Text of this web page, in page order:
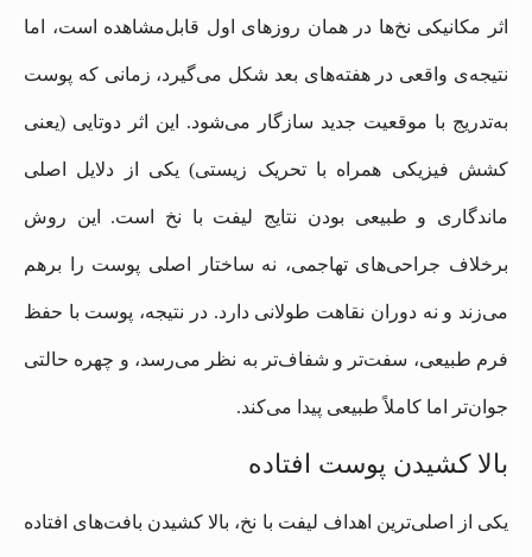
اثر مکانیکی نخ‌ها در همان روزهای اول قابل‌مشاهده است، اما
نتیجه‌ی واقعی در هفته‌های بعد شکل می‌گیرد، زمانی که پوست
به‌تدریج با موقعیت جدید سازگار می‌شود. این اثر دوتایی (یعنی
کشش فیزیکی همراه با تحریک زیستی) یکی از دلایل اصلی
ماندگاری و طبیعی بودن نتایج لیفت با نخ است. این روش
برخلاف جراحی‌های تهاجمی، نه ساختار اصلی پوست را برهم
می‌زند و نه دوران نقاهت طولانی دارد. در نتیجه، پوست با حفظ
فرم طبیعی، سفت‌تر و شفاف‌تر به نظر می‌رسد، و چهره حالتی
جوان‌تر اما کاملاً طبیعی پیدا می‌کند.
بالا کشیدن پوست افتاده
یکی از اصلی‌ترین اهداف لیفت با نخ، بالا کشیدن بافت‌های افتاده